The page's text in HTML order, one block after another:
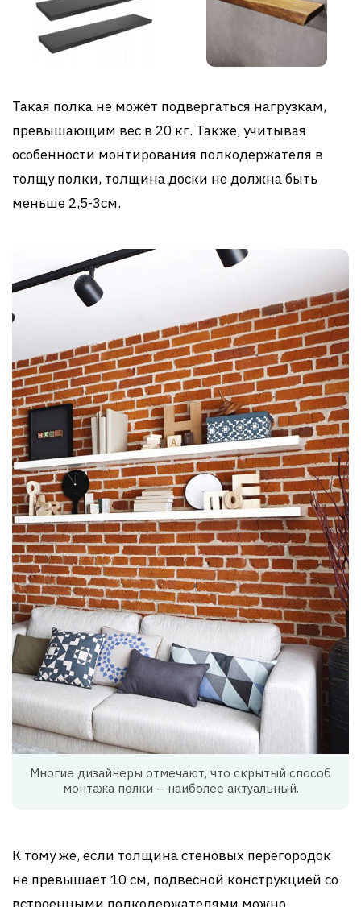
Такая полка не может подвергаться нагрузкам,
превышающим вес в 20 кг. Также, учитывая
особенности монтирования полкодержателя в
толщу полки, толщина доски не должна быть
меньше 2,5-3см.
Многие дизайнеры отмечают, что скрытый способ
монтажа полки – наиболее актуальный.
К тому же, если толщина стеновых перегородок
не превышает 10 см, подвесной конструкцией со